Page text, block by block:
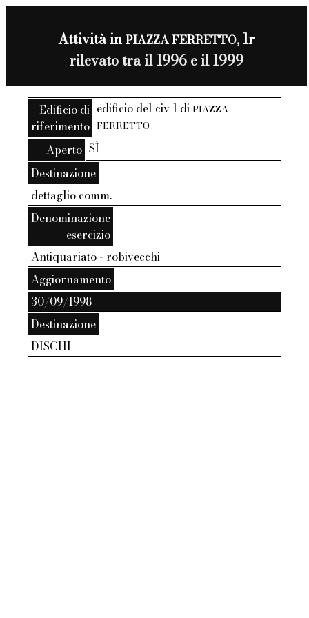
Attività inPIAZZA FERRETTO,1r
rilevato tra il 1996 e il 1999
Edificio di
riferimento
edificio del civ 1 diPIAZZA
FERRETTO
Aperto SÌ
Destinazione
dettaglio comm.
Denominazione
esercizio
Antiquariato - robivecchi
Aggiornamento
30/09/1998
Destinazione
DISCHI